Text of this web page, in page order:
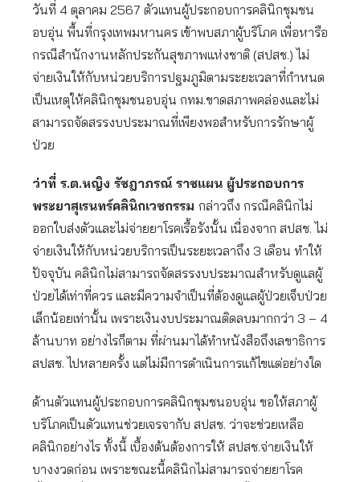
วันที่ 4 ตุลาคม 2567 ตัวแทนผู้ประกอบการคลินิกชุมชน
อบอุ่น พื้นที่กรุงเทพมหานคร เข้าพบสภาผู้บริโภค เพื่อหารือ
กรณีสำนักงานหลักประกันสุขภาพแห่งชาติ (สปสช.) ไม่
จ่ายเงินให้กับหน่วยบริการปฐมภูมิตามระยะเวลาที่กำหนด
เป็นเหตุให้คลินิกชุมชนอบอุ่น กทม.ขาดสภาพคล่องและไม่
สามารถจัดสรรงบประมาณที่เพียงพอสำหรับการรักษาผู้
ป่วย
ว่าที่ ร.ต.หญิง รัชฎาภรณ์ ราชแผน ผู้ประกอบการ
พระยาสุเรนทร์คลินิกเวชกรรม กล่าวถึง กรณีคลินิกไม่
ออกใบส่งตัวและไม่จ่ายยาโรคเรื้อรังนั้น เนื่องจาก สปสช. ไม่
จ่ายเงินให้กับหน่วยบริการเป็นระยะเวลาถึง 3 เดือน ทำให้
ปัจจุบัน คลินิกไม่สามารถจัดสรรงบประมาณสำหรับดูแลผู้
ป่วยได้เท่าที่ควร และมีความจำเป็นที่ต้องดูแลผู้ป่วยเจ็บป่วย
เล็กน้อยเท่านั้น เพราะเงินงบประมาณติดลบมากกว่า 3 – 4
ล้านบาท อย่างไรก็ตาม ที่ผ่านมาได้ทำหนังสือถึงเลขาธิการ
สปสช. ไปหลายครั้ง แต่ไม่มีการดำเนินการแก้ไขแต่อย่างใด
ด้านตัวแทนผู้ประกอบการคลินิกชุมชนอบอุ่น ขอให้สภาผู้
บริโภคเป็นตัวแทนช่วยเจรจากับ สปสช. ว่าจะช่วยเหลือ
คลินิกอย่างไร ทั้งนี้ เบื้องต้นต้องการให้ สปสช.จ่ายเงินให้
บางงวดก่อน เพราะขณะนี้คลินิกไม่สามารถจ่ายยาโรค